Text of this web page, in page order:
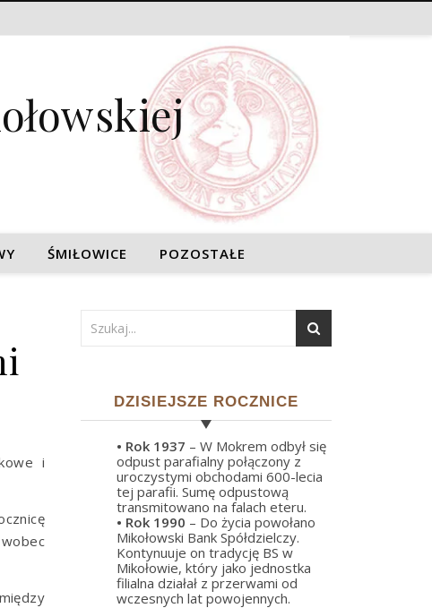
ŚMIŁOWICE POZOSTAŁE
i
DZISIEJSZE ROCZNICE
• Rok 1937 – W Mokrem odbył się
odpust parafialny połączony z
uroczystymi obchodami 600-lecia
tej parafii. Sumę odpustową
transmitowano na falach eteru.
• Rok 1990 – Do życia powołano
Mikołowski Bank Spółdzielczy.
Kontynuuje on tradycję BS w
Mikołowie, który jako jednostka
filialna działał z przerwami od
wczesnych lat powojennych.